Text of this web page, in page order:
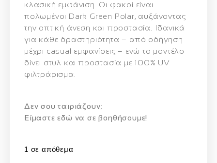
κλασική εμφάνιση. Οι φακοί είναι
πολωμένοι Dark Green Polar, αυξάνοντας
την οπτική άνεση και προστασία. Ιδανικά
για κάθε δραστηριότητα – από οδήγηση
μέχρι casual εμφανίσεις – ενώ το μοντέλο
δίνει στυλ και προστασία με 100% UV
φιλτράρισμα.
Δεν σου ταιριάζουν;
Eίμαστε εδώ να σε βοηθήσουμε!
1 σε απόθεμα